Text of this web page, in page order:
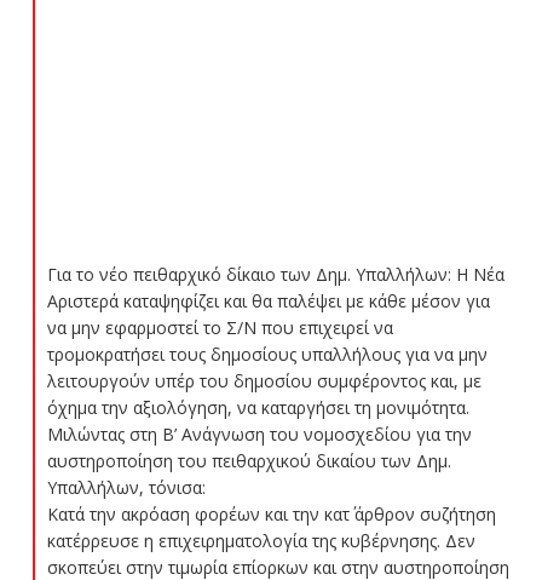
Για το νέο πειθαρχικό δίκαιο των Δημ. Υπαλλήλων: Η Νέα
Αριστερά καταψηφίζει και θα παλέψει με κάθε μέσον για
να μην εφαρμοστεί το Σ/Ν που επιχειρεί να
τρομοκρατήσει τους δημοσίους υπαλλήλους για να μην
λειτουργούν υπέρ του δημοσίου συμφέροντος και, με
όχημα την αξιολόγηση, να καταργήσει τη μονιμότητα.
Μιλώντας στη Β’ Ανάγνωση του νομοσχεδίου για την
αυστηροποίηση του πειθαρχικού δικαίου των Δημ.
Υπαλλήλων, τόνισα:
Κατά την ακρόαση φορέων και την κατ΄ άρθρον συζήτηση
κατέρρευσε η επιχειρηματολογία της κυβέρνησης. Δεν
σκοπεύει στην τιμωρία επίορκων και στην αυστηροποίηση